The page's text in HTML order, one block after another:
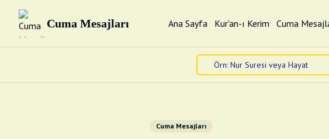
Cuma Mesajları Ana Sayfa Kur'an-ı Kerim Cuma
Cuma Mesajları